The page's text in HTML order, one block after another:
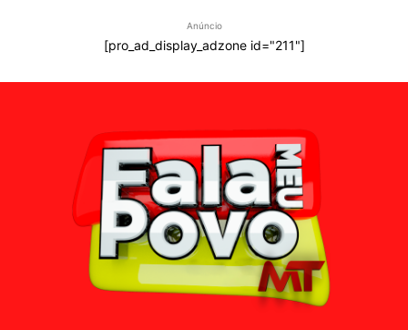
Anúncio
[pro_ad_display_adzone id="211"]